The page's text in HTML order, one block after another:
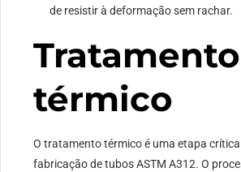
de resistir à deformação sem rachar.
Tratamento
térmico
O tratamento térmico é uma etapa
fabricação de tubos ASTM A312. O